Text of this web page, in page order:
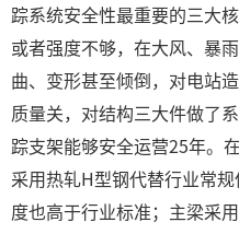
踪系统安全性最重要的三大
或者强度不够，在大风、暴
曲、变形甚至倾倒，对电站
质量关，对结构三大件做了
踪支架能够安全运营25年。
采用热轧H型钢代替行业常
度也高于行业标准；主梁采